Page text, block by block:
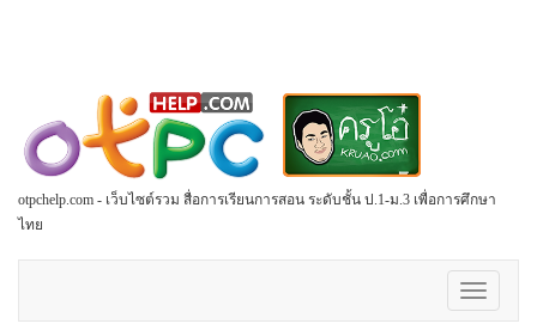
otpchelp.com - เว็บไซต์รวม สื่อการเรียนการสอน ระดับชั้น ป.1-ม.3 เพื่อการศึกษา
ไทย
Toggle